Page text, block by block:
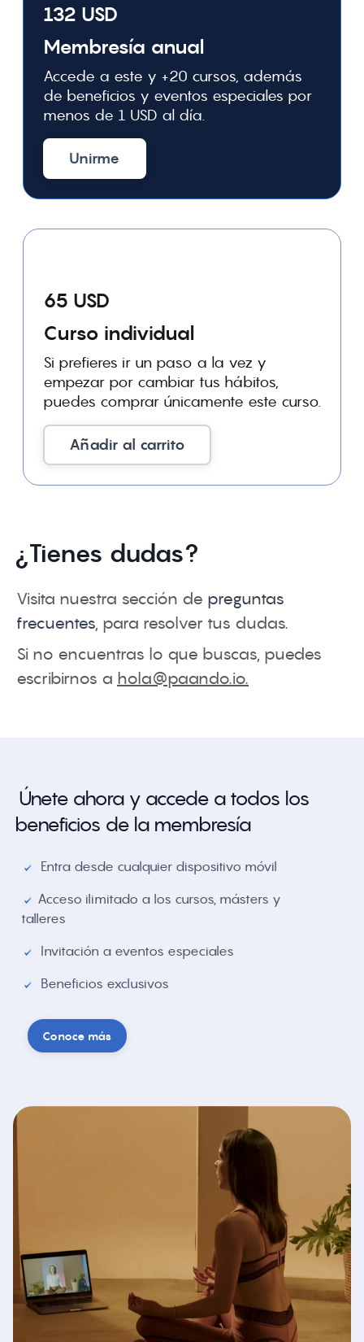
132 USD
Membresía anual
Accede a este y +20 cursos, además
de beneficios y eventos especiales por
menos de 1 USD al día.
Unirme
65 USD
Curso individual
Si prefieres ir un paso a la vez y
empezar por cambiar tus hábitos,
puedes comprar únicamente este curso.
Añadir al carrito
¿Tienes dudas?
Visita nuestra sección de preguntas
frecuentes , para resolver tus dudas.
Si no encuentras lo que buscas, puedes
escribirnos a hola@paando.io.
Únete ahora y accede a todos los
beneficios de la membresía
Entra desde cualquier dispositivo móvil
Acceso ilimitado a los cursos, másters y
talleres
Invitación a eventos especiales
Beneficios exclusivos
Conoce más